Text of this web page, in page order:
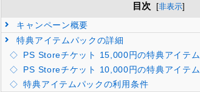
目次 [非表示]
キャンペーン概要
特典アイテムパックの詳細
PS Storeチケット 15,000円の特典アイテム
PS Storeチケット 10,000円の特典アイテム
特典アイテムパックの利用条件